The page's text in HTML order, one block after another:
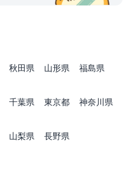
秋田県 山形県
福島県
千葉県 東京都
神奈川県
山梨県
長野県